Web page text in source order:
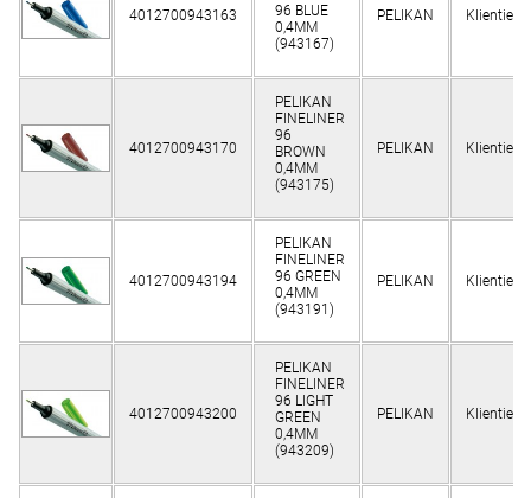
4012700943163
96 BLUE
0,4MM
(943167)
PELIKAN Klientiem
4012700943170
PELIKAN
FINELINER
96
BROWN
0,4MM
(943175)
PELIKAN Klientiem
4012700943194
PELIKAN
FINELINER
96 GREEN
0,4MM
(943191)
PELIKAN Klientiem
4012700943200
PELIKAN
FINELINER
96 LIGHT
GREEN
0,4MM
(943209)
PELIKAN Klientiem